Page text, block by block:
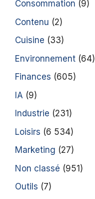
Consommation (9)
Contenu (2)
Cuisine (33)
Environnement (64)
Finances (605)
IA (9)
Industrie (231)
Loisirs (6 534)
Marketing (27)
Non classé (951)
Outils (7)